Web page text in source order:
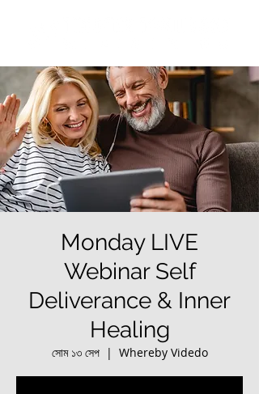
Monday LIVE
Webinar Self
Deliverance & Inner
Healing
সোম ১৩ সেপ
  |
Whereby Videdo